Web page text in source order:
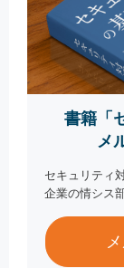
書籍「
メ
セキュリティ
企業の情シス